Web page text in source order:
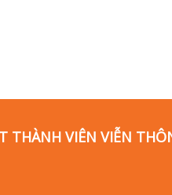
THÀNH VIÊN VIỄN